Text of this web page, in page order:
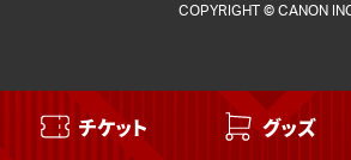
COPYRIGHT © CANON
チケット グッズ